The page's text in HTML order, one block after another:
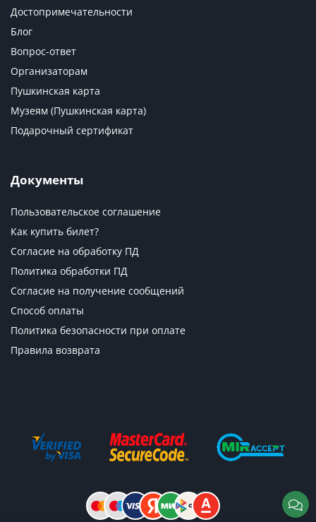
Достопримечательности
Блог
Вопрос-ответ
Организаторам
Пушкинская карта
Музеям (Пушкинская карта)
Подарочный сертификат
Документы
Пользовательское соглашение
Как купить билет?
Согласие на обработку ПД
Политика обработки ПД
Согласие на получение сообщений
Способ оплаты
Политика безопасности при оплате
Правила возврата